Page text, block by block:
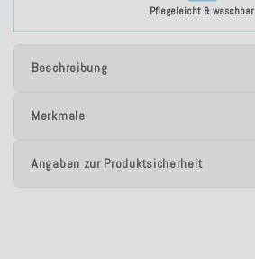
Pflegeleicht & waschbar
Beschreibung
Merkmale
Angaben zur Produktsicherheit